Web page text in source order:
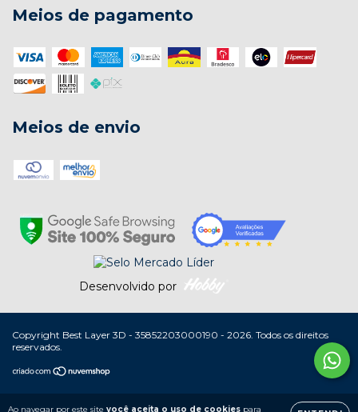
Ao navegar por este site você aceita o uso de cookies para
Meios de pagamento
Meios de envio
Desenvolvido por
Copyright Best Layer 3D - 35852203000190 - 2026. Todos os direitos
reservados.